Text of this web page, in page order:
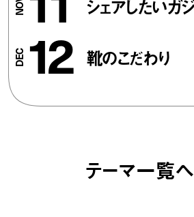
シェアしたいガ
12 靴のこだわり
テーマ一覧へ